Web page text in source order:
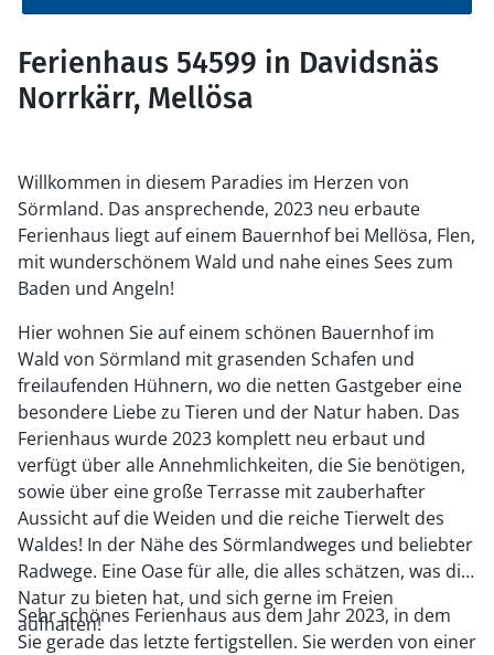
Ferienhaus 54599 in Davidsnäs
Norrkärr, Mellösa
Willkommen in diesem Paradies im Herzen von
Sörmland. Das ansprechende, 2023 neu erbaute
Ferienhaus liegt auf einem Bauernhof bei Mellösa, Flen,
mit wunderschönem Wald und nahe eines Sees zum
Baden und Angeln!
Hier wohnen Sie auf einem schönen Bauernhof im
Wald von Sörmland mit grasenden Schafen und
freilaufenden Hühnern, wo die netten Gastgeber eine
besondere Liebe zu Tieren und der Natur haben. Das
Ferienhaus wurde 2023 komplett neu erbaut und
verfügt über alle Annehmlichkeiten, die Sie benötigen,
sowie über eine große Terrasse mit zauberhafter
Aussicht auf die Weiden und die reiche Tierwelt des
Waldes! In der Nähe des Sörmlandweges und beliebter
Radwege. Eine Oase für alle, die alles schätzen, was die
Natur zu bieten hat, und sich gerne im Freien
aufhalten!
Sehr schönes Ferienhaus aus dem Jahr 2023, in dem
Sie gerade das letzte fertigstellen. Sie werden von einer